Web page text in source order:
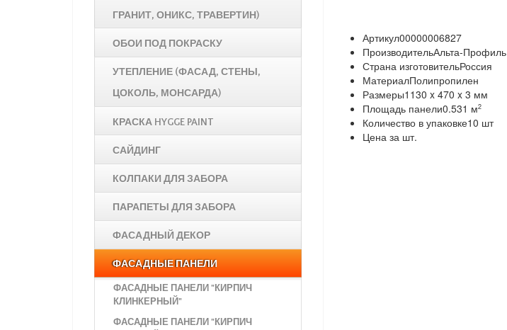
ГРАНИТ, ОНИКС, ТРАВЕРТИН)
ОБОИ ПОД ПОКРАСКУ
УТЕПЛЕНИЕ (ФАСАД, СТЕНЫ,
ЦОКОЛЬ, МОНСАРДА)
КРАСКА HYGGE PAINT
САЙДИНГ
КОЛПАКИ ДЛЯ ЗАБОРА
ПАРАПЕТЫ ДЛЯ ЗАБОРА
ФАСАДНЫЙ ДЕКОР
ФАСАДНЫЕ ПАНЕЛИ
ФАСАДНЫЕ ПАНЕЛИ "КИРПИЧ
КЛИНКЕРНЫЙ"
ФАСАДНЫЕ ПАНЕЛИ "КИРПИЧ
Артикул00000006827
ПроизводительАльта-Профиль
Страна изготовительРоссия
МатериалПолипропилен
Размеры1130 x 470 x 3 мм
Площадь панели0.531 м2
Количество в упаковке10 шт
Цена за шт.